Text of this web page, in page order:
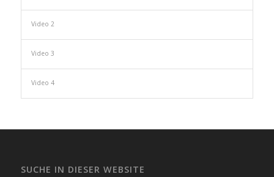
Video 2
Video 3
Video 4
SUCHE IN DIESER WEBSITE